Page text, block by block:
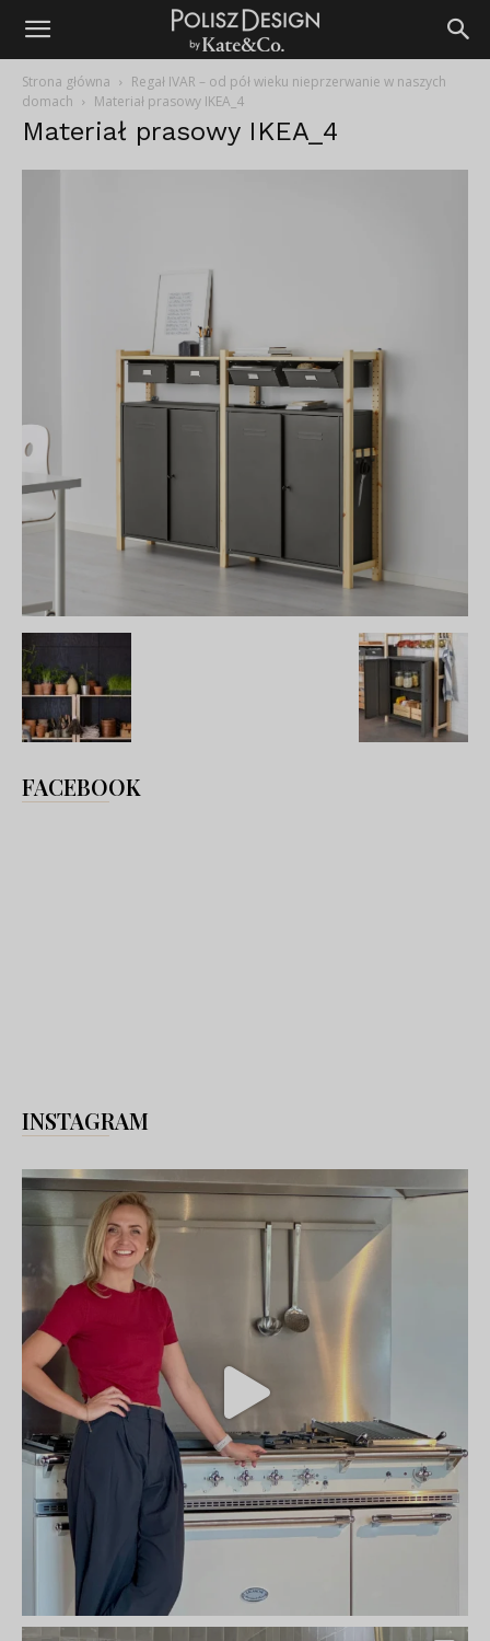
Strona główna
Regał IVAR – od pół wieku nieprzerwanie w naszych
domach
Materiał prasowy IKEA_4
Materiał prasowy IKEA_4
FACEBOOK
INSTAGRAM